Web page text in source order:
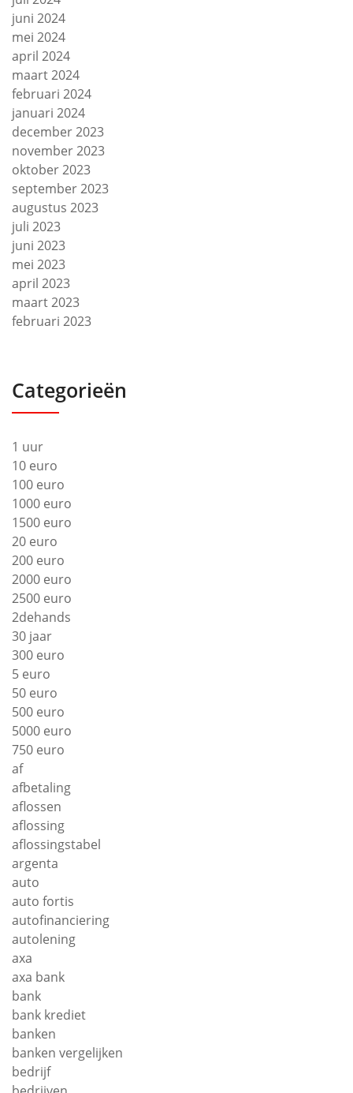
juni 2024
mei 2024
april 2024
maart 2024
februari 2024
januari 2024
december 2023
november 2023
oktober 2023
september 2023
augustus 2023
juli 2023
juni 2023
mei 2023
april 2023
maart 2023
februari 2023
Categorieën
1 uur
10 euro
100 euro
1000 euro
1500 euro
20 euro
200 euro
2000 euro
2500 euro
2dehands
30 jaar
300 euro
5 euro
50 euro
500 euro
5000 euro
750 euro
af
afbetaling
aflossen
aflossing
aflossingstabel
argenta
auto
auto fortis
autofinanciering
autolening
axa
axa bank
bank
bank krediet
banken
banken vergelijken
bedrijf